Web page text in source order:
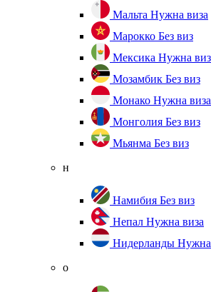
Мальта Нужна виза
Марокко Без виз
Мексика Нужна
Мозамбик Без виз
Монако Нужна виза
Монголия Без виз
Мьянма Без виз
н
Намибия Без виз
Непал Нужна виза
Нидерланды Нужна
о